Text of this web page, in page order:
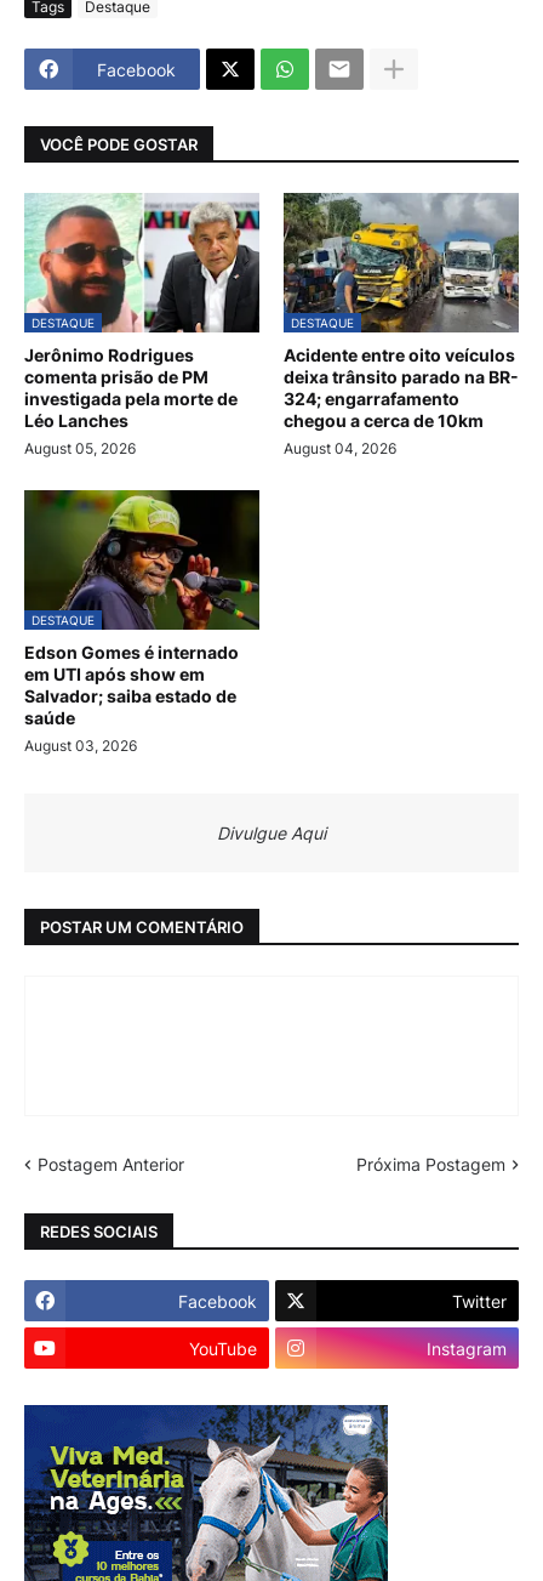
Tags Destaque
Facebook
VOCÊ PODE GOSTAR
DESTAQUE
Jerônimo Rodrigues
comenta prisão de PM
investigada pela morte de
Léo Lanches
August 05, 2026
DESTAQUE
Acidente entre oito veículos
deixa trânsito parado na BR-
324; engarrafamento
chegou a cerca de 10km
August 04, 2026
DESTAQUE
Edson Gomes é internado
em UTI após show em
Salvador; saiba estado de
saúde
August 03, 2026
Divulgue Aqui
POSTAR UM COMENTÁRIO
Postagem Anterior Próxima Postagem
REDES SOCIAIS
Facebook Twitter
YouTube Instagram